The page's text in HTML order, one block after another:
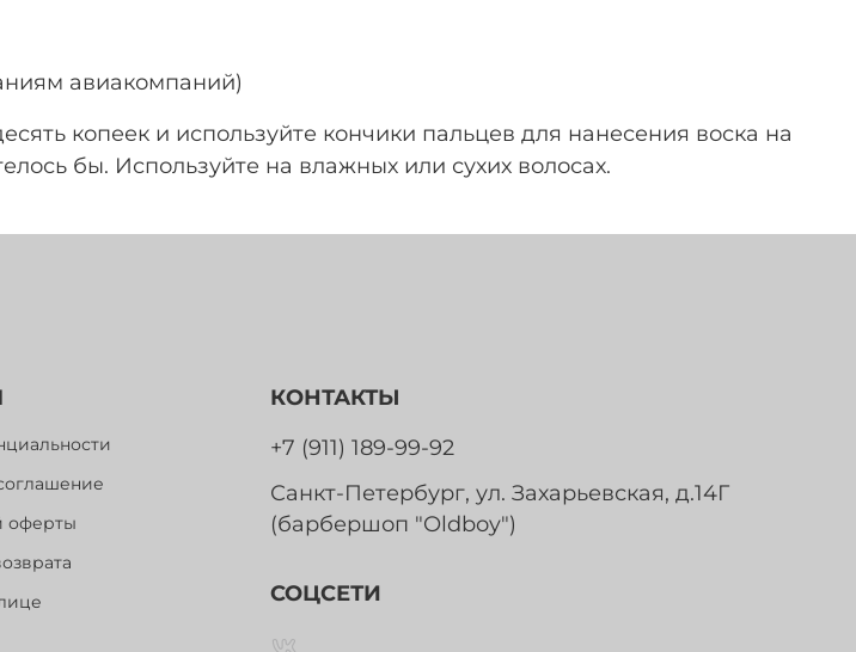
авиакомпаний)
копеек и используйте кончики пальцев для нанесения воска на
бы. Используйте на влажных или сухих волосах.
оферты
КОНТАКТЫ
+7 (911) 189-99-92
Санкт-Петербург, ул. Захарьевская, д.14Г
(барбершоп "Oldboy")
СОЦСЕТИ